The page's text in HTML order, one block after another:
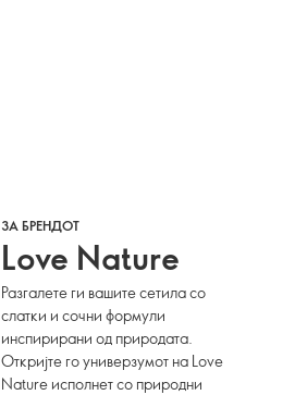
ЗА БРЕНДОТ
Love Nature
Разгалете ги вашите сетила со
слатки и сочни формули
инспирирани од природата.
Откријте го универзумот на Love
Nature исполнет со природни